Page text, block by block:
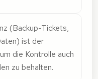
(Backup-Tickets,
ist der
die Kontrolle auch
zu behalten.